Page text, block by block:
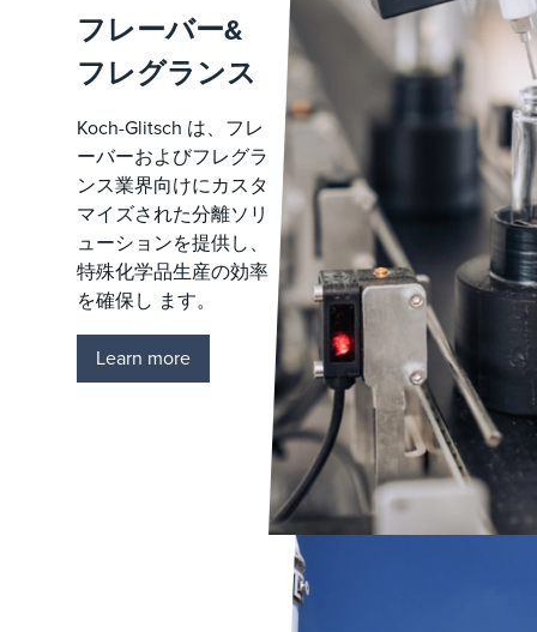
フレーバー&
フレグランス
Koch-Glitsch は、フレ
ーバーおよびフレグラ
ンス業界向けにカスタ
マイズされた分離ソリ
ューションを提供し、
特殊化学品生産の効率
を確保し ます。
Learn more